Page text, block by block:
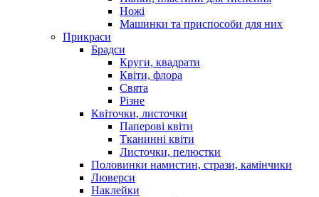
Ножі
Машинки та приспособи для них
Прикраси
Брадси
Круги, квадрати
Квіти, флора
Свята
Різне
Квіточки, листочки
Паперові квіти
Тканинні квіти
Листочки, пелюстки
Половинки намистин, стрази, камінчики
Люверси
Наклейки